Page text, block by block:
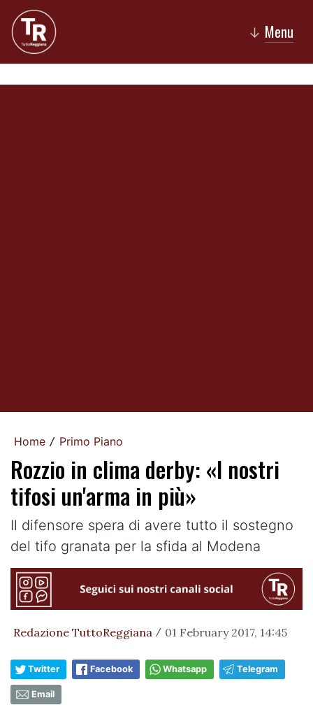
↓ Menu
Home / Primo Piano
Rozzio in clima derby: «I nostri
tifosi un'arma in più»
Il difensore spera di avere tutto il sostegno
del tifo granata per la sfida al Modena
Redazione TuttoReggiana / 01 February 2017, 14:45
Twitter Facebook Whatsapp Telegram
Email